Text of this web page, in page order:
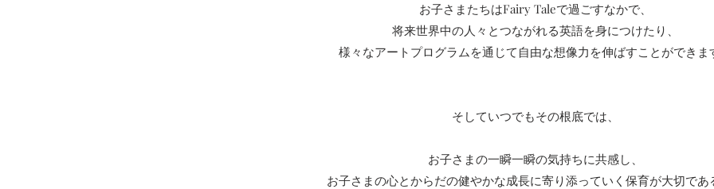
お子さまたちはFairy Taleで過ごすなかで、
将来世界中の人々とつながれる英語を身につけたり、
様々なアートプログラムを通じて自由な想像力を伸ばすことができま
そしていつでもその根底では、
お子さまの一瞬一瞬の気持ちに共感し、
お子さまの心とからだの健やかな成長に寄り添っていく保育が大切であ